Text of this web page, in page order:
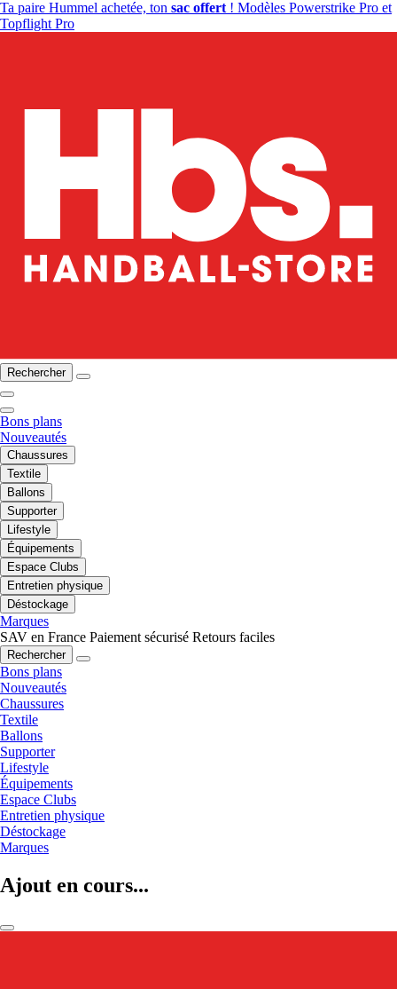
Ta paire Hummel achetée, ton sac offert ! Modèles Powerstrike Pro et
Topflight Pro
Rechercher
Bons plans
Nouveautés
Chaussures
Textile
Ballons
Supporter
Lifestyle
Équipements
Espace Clubs
Entretien physique
Déstockage
Marques
SAV en France Paiement sécurisé Retours faciles
Rechercher
Bons plans
Nouveautés
Chaussures
Textile
Ballons
Supporter
Lifestyle
Équipements
Espace Clubs
Entretien physique
Déstockage
Marques
Ajout en cours...